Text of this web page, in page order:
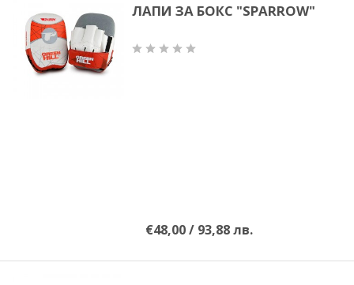
ЛАПИ ЗА БОКС "SPARROW"
€48,00 / 93,88 лв.